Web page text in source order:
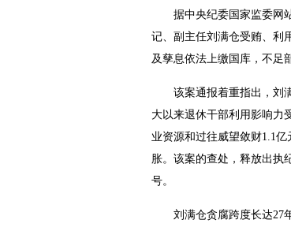
据中央纪委国家监委网站
记、副主任刘满仓受贿、利
及孳息依法上缴国库，不足
该案通报着重指出，刘满
大以来退休干部利用影响力
业资源和过往威望敛财1.1
胀。该案的查处，释放出执
号。
刘满仓贪腐跨度长达27年